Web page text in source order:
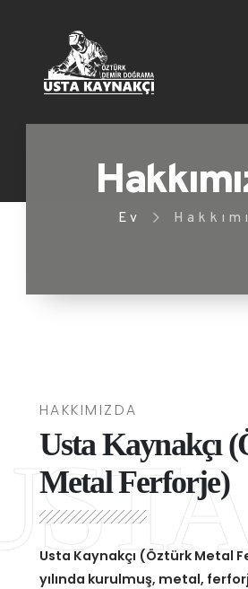
Ev
HAKKIMIZDA
Usta Kaynakçı
Metal Ferforje)
Usta Kaynakçı (Öztürk Metal
yılında kurulmuş, metal,